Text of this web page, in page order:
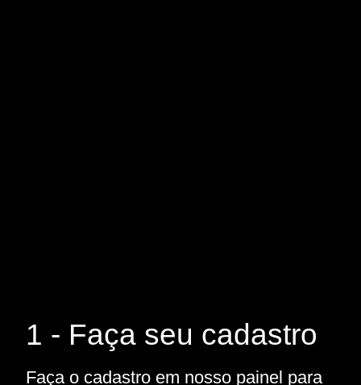
1 - Faça seu cadastro
Faça o cadastro em nosso painel para